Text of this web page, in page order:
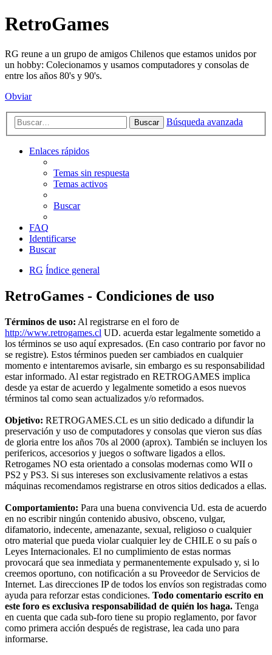
RetroGames
RG reune a un grupo de amigos Chilenos que estamos unidos por
un hobby: Colecionamos y usamos computadores y consolas de
entre los años 80's y 90's.
Obviar
Buscar Búsqueda avanzada
Enlaces rápidos
Temas sin respuesta
Temas activos
Buscar
FAQ
Identificarse
Buscar
RG Índice general
RetroGames - Condiciones de uso
Términos de uso: Al registrarse en el foro de
http://www.retrogames.cl UD. acuerda estar legalmente sometido a
los términos se uso aquí expresados. (En caso contrario por favor no
se registre). Estos términos pueden ser cambiados en cualquier
momento e intentaremos avisarle, sin embargo es su responsabilidad
estar informado. Al estar registrado en RETROGAMES implica
desde ya estar de acuerdo y legalmente sometido a esos nuevos
términos tal como sean actualizados y/o reformados.
Objetivo: RETROGAMES.CL es un sitio dedicado a difundir la
preservación y uso de computadores y consolas que vieron sus días
de gloria entre los años 70s al 2000 (aprox). También se incluyen los
perifericos, accesorios y juegos o software ligados a ellos.
Retrogames NO esta orientado a consolas modernas como WII o
PS2 y PS3. Si sus intereses son exclusivamente relativos a estas
máquinas recomendamos registrarse en otros sitios dedicados a ellas.
Comportamiento: Para una buena convivencia Ud. esta de acuerdo
en no escribir ningún contenido abusivo, obsceno, vulgar,
difamatorio, indecente, amenazante, sexual, religioso o cualquier
otro material que pueda violar cualquier ley de CHILE o su país o
Leyes Internacionales. El no cumplimiento de estas normas
provocará que sea inmediata y permanentemente expulsado y, si lo
creemos oportuno, con notificación a su Proveedor de Servicios de
Internet. Las direcciones IP de todos los envíos son registradas como
ayuda para reforzar estas condiciones. Todo comentario escrito en
este foro es exclusiva responsabilidad de quién los haga. Tenga
en cuenta que cada sub-foro tiene su propio reglamento, por favor
como primera acción después de registrase, lea cada uno para
informarse.